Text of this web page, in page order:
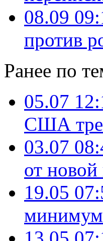
08.09
против
Ранее по
05.07
США
03.07
от новой
19.05
минимум